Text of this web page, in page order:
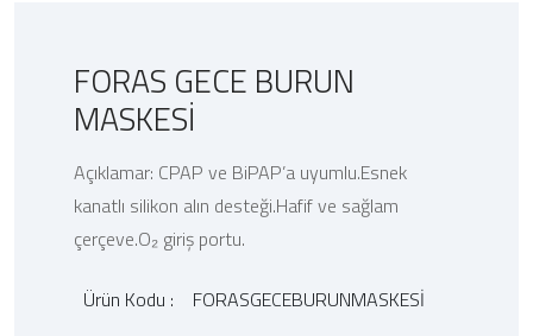
FORAS GECE BURUN
MASKESİ
Açıklamar: CPAP ve BiPAP’a uyumlu.Esnek
kanatlı silikon alın desteği.Hafif ve sağlam
çerçeve.O₂ giriş portu.
Ürün Kodu :
FORASGECEBURUNMASKESİ